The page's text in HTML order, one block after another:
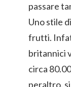
passare
Uno stile
frutti.
britannici
circa
peraltro,